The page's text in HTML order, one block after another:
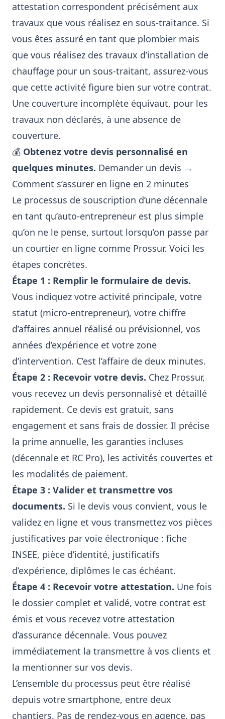
attestation correspondent précisément aux
travaux que vous réalisez en sous-traitance. Si
vous êtes assuré en tant que plombier mais
que vous réalisez des travaux d’installation de
chauffage pour un sous-traitant, assurez-vous
que cette activité figure bien sur votre contrat.
Une couverture incomplète équivaut, pour les
travaux non déclarés, à une absence de
couverture.
💰 Obtenez votre devis personnalisé en
quelques minutes. Demander un devis →
Comment s’assurer en ligne en 2 minutes
Le processus de souscription d’une décennale
en tant qu’auto-entrepreneur est plus simple
qu’on ne le pense, surtout lorsqu’on passe par
un courtier en ligne comme Prossur. Voici les
étapes concrètes.
Étape 1 : Remplir le formulaire de devis.
Vous indiquez votre activité principale, votre
statut (micro-entrepreneur), votre chiffre
d’affaires annuel réalisé ou prévisionnel, vos
années d’expérience et votre zone
d’intervention. C’est l’affaire de deux minutes.
Étape 2 : Recevoir votre devis. Chez Prossur,
vous recevez un devis personnalisé et détaillé
rapidement. Ce devis est gratuit, sans
engagement et sans frais de dossier. Il précise
la prime annuelle, les garanties incluses
(décennale et RC Pro), les activités couvertes et
les modalités de paiement.
Étape 3 : Valider et transmettre vos
documents. Si le devis vous convient, vous le
validez en ligne et vous transmettez vos pièces
justificatives par voie électronique : fiche
INSEE, pièce d’identité, justificatifs
d’expérience, diplômes le cas échéant.
Étape 4 : Recevoir votre attestation. Une fois
le dossier complet et validé, votre contrat est
émis et vous recevez votre attestation
d’assurance décennale. Vous pouvez
immédiatement la transmettre à vos clients et
la mentionner sur vos devis.
L’ensemble du processus peut être réalisé
depuis votre smartphone, entre deux
chantiers. Pas de rendez-vous en agence, pas